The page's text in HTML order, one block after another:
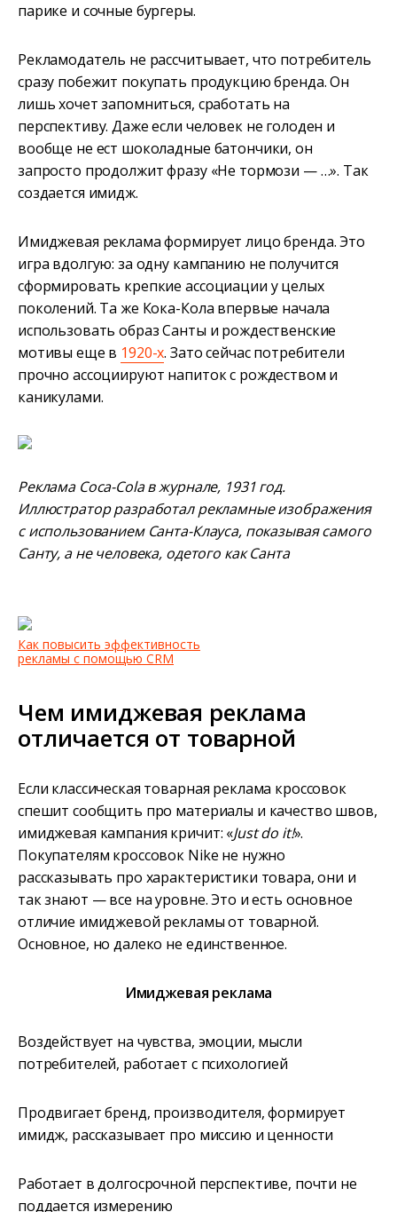
парике и сочные бургеры.
Рекламодатель не рассчитывает, что потребитель
сразу побежит покупать продукцию бренда. Он
лишь хочет запомниться, сработать на
перспективу. Даже если человек не голоден и
вообще не ест шоколадные батончики, он
запросто продолжит фразу «Не тормози — …». Так
создается имидж.
Имиджевая реклама формирует лицо бренда. Это
игра вдолгую: за одну кампанию не получится
сформировать крепкие ассоциации у целых
поколений. Та же Кока-Кола впервые начала
использовать образ Санты и рождественские
мотивы еще в 1920-х. Зато сейчас потребители
прочно ассоциируют напиток с рождеством и
каникулами.
Реклама Coca-Cola в журнале, 1931 год.
Иллюстратор разработал рекламные изображения
с использованием Санта-Клауса, показывая самого
Санту, а не человека, одетого как Санта
Как повысить эффективность
рекламы с помощью CRM
Чем имиджевая реклама
отличается от товарной
Если классическая товарная реклама кроссовок
спешит сообщить про материалы и качество швов,
имиджевая кампания кричит: «Just do it!».
Покупателям кроссовок Nike не нужно
рассказывать про характеристики товара, они и
так знают — все на уровне. Это и есть основное
отличие имиджевой рекламы от товарной.
Основное, но далеко не единственное.
Имиджевая реклама
Воздействует на чувства, эмоции, мысли
потребителей, работает с психологией
Продвигает бренд, производителя, формирует
имидж, рассказывает про миссию и ценности
Работает в долгосрочной перспективе, почти не
поддается измерению